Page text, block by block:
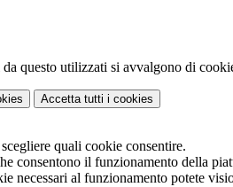
questo utilizzati si avvalgono di
Accetta tutti i cookies
quali cookie consentire.
consentono il funzionamento della
necessari al funzionamento potete